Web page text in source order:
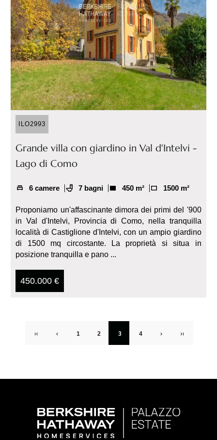
ILO2993
Grande villa con giardino in Val d'Intelvi -
Lago di Como
6 camere 7 bagni 450 m² 1500 m²
Proponiamo un'affascinante dimora dei primi del '900
in Val d'Intelvi, Provincia di Como, nella tranquilla
località di Castiglione d'Intelvi, con un ampio giardino
di 1500 mq circostante. La proprietà si situa in
posizione tranquilla e pano ...
450.000 €
1 2 3 4